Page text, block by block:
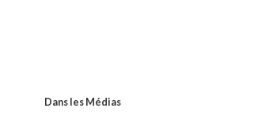
Dans les Médias